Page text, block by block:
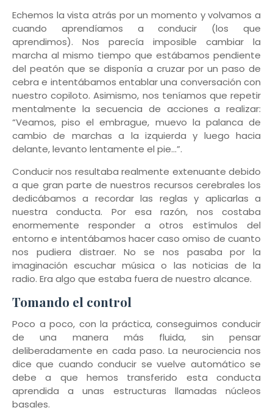
Echemos la vista atrás por un momento y volvamos a
cuando aprendíamos a conducir (los que
aprendimos). Nos parecía imposible cambiar la
marcha al mismo tiempo que estábamos pendiente
del peatón que se disponía a cruzar por un paso de
cebra e intentábamos entablar una conversación con
nuestro copiloto. Asimismo, nos teníamos que repetir
mentalmente la secuencia de acciones a realizar:
“Veamos, piso el embrague, muevo la palanca de
cambio de marchas a la izquierda y luego hacia
delante, levanto lentamente el pie…”.
Conducir nos resultaba realmente extenuante debido
a que gran parte de nuestros recursos cerebrales los
dedicábamos a recordar las reglas y aplicarlas a
nuestra conducta. Por esa razón, nos costaba
enormemente responder a otros estímulos del
entorno e intentábamos hacer caso omiso de cuanto
nos pudiera distraer. No se nos pasaba por la
imaginación escuchar música o las noticias de la
radio. Era algo que estaba fuera de nuestro alcance.
Tomando el control
Poco a poco, con la práctica, conseguimos conducir
de una manera más fluida, sin pensar
deliberadamente en cada paso. La neurociencia nos
dice que cuando conducir se vuelve automático se
debe a que hemos transferido esta conducta
aprendida a unas estructuras llamadas núcleos
basales.